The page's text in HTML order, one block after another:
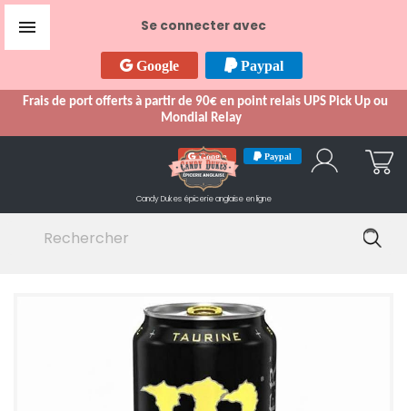
Se connecter avec
Google Paypal
Frais de port offerts à partir de 90€ en point relais UPS Pick Up ou
Mondial Relay

Google Paypal
Candy Dukes épicerie anglaise en ligne